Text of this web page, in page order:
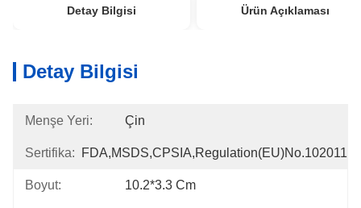
Detay Bilgisi Ürün Açıklaması
Detay Bilgisi
Menşe Yeri: Çin
Sertifika: FDA,MSDS,CPSIA,Regulation(EU)no.102011
Boyut: 10.2*3.3 Cm